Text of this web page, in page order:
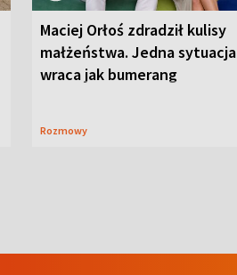
Maciej Orłoś zdradził kulisy
małżeństwa. Jedna sytuacja
wraca jak bumerang
Rozmowy